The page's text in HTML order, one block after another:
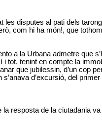
disputes al pati dels
com hi ha món!, que
a la Urbana admetre que
tot, tenint en compte la
que jubilessin, d’un cop
d’excursió, del
resposta de la ciutadania